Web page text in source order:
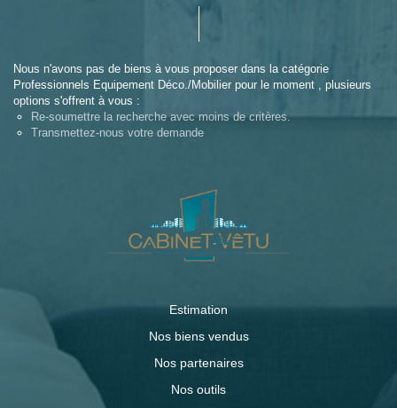
Nous n'avons pas de biens à vous proposer dans la catégorie
Professionnels Equipement Déco./Mobilier pour le moment , plusieurs
options s'offrent à vous :
Re-soumettre la recherche avec moins de critères.
Transmettez-nous votre demande
Estimation
Nos biens vendus
Nos partenaires
Nos outils